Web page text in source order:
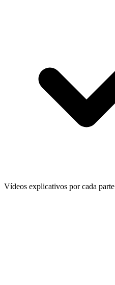
Vídeos explicativos por cada parte